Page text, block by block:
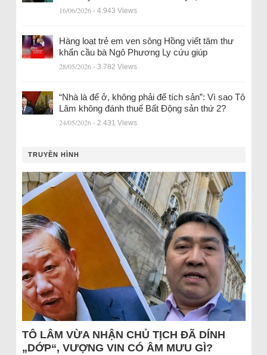
16/06/2026 - 4.943 Views
Hàng loạt trẻ em ven sông Hồng viết tâm thư
khẩn cầu bà Ngô Phương Ly cứu giúp
28/05/2026 - 3.782 Views
“Nhà là để ở, không phải để tích sản”: Vì sao Tô
Lâm không đánh thuế Bất Động sản thứ 2?
24/05/2026 - 2.431 Views
TRUYỀN HÌNH
TÔ LÂM VỪA NHẬN CHỦ TỊCH ĐÃ DÍNH
„DỚP“, VƯỢNG VIN CÓ ÂM MƯU GÌ?